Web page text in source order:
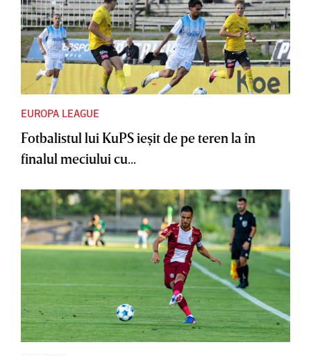
EUROPA LEAGUE
Fotbalistul lui KuPS ieşit de pe teren la în
finalul meciului cu...